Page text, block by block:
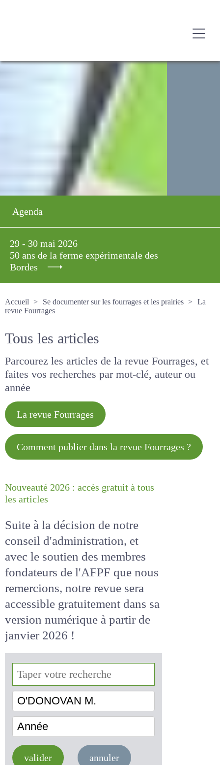
Agenda
29 - 30 mai 2026
50 ans de la ferme expérimentale des
Bordes
Accueil
Se documenter sur les fourrages et les prairies
La revue Fourrages
Tous les articles
Parcourez les articles de la revue Fourrages, et
faites vos recherches par mot-clé, auteur ou
année
La revue Fourrages
Comment publier dans la revue
Nouveauté 2026 : accès gratuit à
Suite à la décision de notre
conseil d'administration, et
avec le soutien des membres
fondateurs de l'AFPF que nous
remercions, notre revue sera
accessiblegratuitementdans
sa version numérique
de janvier 2026 !
O'DONOVAN M.